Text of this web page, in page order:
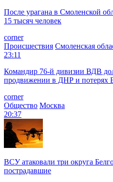
После урагана в Смоленской
15 тысяч человек
corner
Происшествия Смоленская
23:11
Командир 76-й дивизии ВДВ
продвижении в ДНР и потерях
corner
Общество Москва
20:37
ВСУ атаковали три округа
пострадавшие